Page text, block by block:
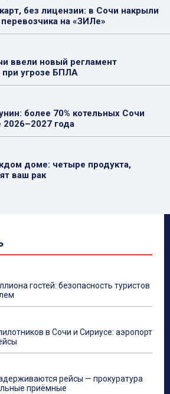
без лицензии: в Сочи накрыли
на «ЗИЛе»
ввели новый регламент
при угрозе БПЛА
более 70% котельных Сочи
2026–2027 года
доме: четыре продукта,
ваш рак
гостей: безопасность туристов
в Сочи и Сириусе: аэропорт
рейсы — прокуратура
приёмные